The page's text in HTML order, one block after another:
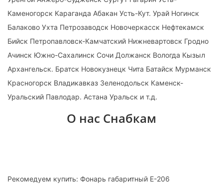
Каменогорск Караганда Абакан Усть-Кут. Урай Ногинск
Балаково Ухта Петрозаводск Новочеркасск Нефтекамск
Бийск Петропавловск-Камчатский Нижневартовск Гродно
Ачинск Южно-Сахалинск Сочи Должанск Вологда Кызыл
Архангельск. Братск Новокузнецк Чита Батайск Мурманск
Красногорск Владикавказ Зеленодольск Каменск-
Уральский Павлодар. Астана Уральск и т.д.
О нас Снабкам
Рекомедуем купить: Фонарь габаритный Е-206